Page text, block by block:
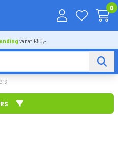
0
vanaf €50,-